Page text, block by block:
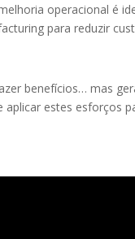
operacional é
para reduzir
benefícios… mas
estes esforços